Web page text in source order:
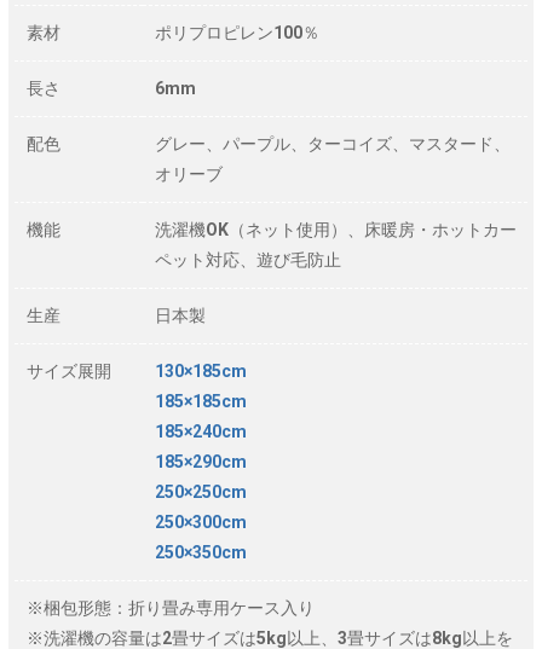
素材 ポリプロピレン100％
長さ 6mm
配色
グレー、パープル、ターコイズ、マスタード、
オリーブ
機能
洗濯機OK（ネット使用）、床暖房・ホットカー
ペット対応、遊び毛防止
生産 日本製
サイズ展開
130×185cm
185×185cm
185×240cm
185×290cm
250×250cm
250×300cm
250×350cm
※梱包形態：折り畳み専用ケース入り
※洗濯機の容量は2畳サイズは5kg以上、3畳サイズは8kg以上を